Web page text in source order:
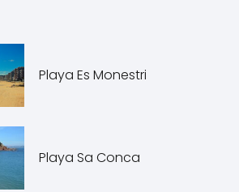
Playa Es Monestri
Playa Sa Conca